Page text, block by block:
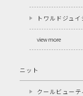
トワルドジュイ
view more
ニット
クールビュー